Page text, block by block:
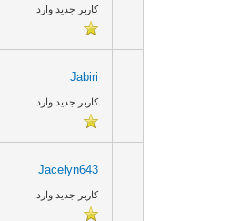
کاربر جدید وارد
Jabiri
کاربر جدید وارد
Jacelyn643
کاربر جدید وارد